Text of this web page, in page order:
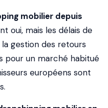
mobilier depuis
oui, mais les délais de
gestion des retours
pour un marché habitué
européens sont